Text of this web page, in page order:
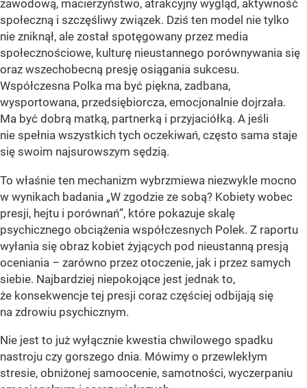
zawodową, macierzyństwo, atrakcyjny wygląd, aktywność
społeczną i szczęśliwy związek. Dziś ten model nie tylko
nie zniknął, ale został spotęgowany przez media
społecznościowe, kulturę nieustannego porównywania się
oraz wszechobecną presję osiągania sukcesu.
Współczesna Polka ma być piękna, zadbana,
wysportowana, przedsiębiorcza, emocjonalnie dojrzała.
Ma być dobrą matką, partnerką i przyjaciółką. A jeśli
nie spełnia wszystkich tych oczekiwań, często sama staje
się swoim najsurowszym sędzią.
To właśnie ten mechanizm wybrzmiewa niezwykle mocno
w wynikach badania „W zgodzie ze sobą? Kobiety wobec
presji, hejtu i porównań”, które pokazuje skalę
psychicznego obciążenia współczesnych Polek. Z raportu
wyłania się obraz kobiet żyjących pod nieustanną presją
oceniania – zarówno przez otoczenie, jak i przez samych
siebie. Najbardziej niepokojące jest jednak to,
że konsekwencje tej presji coraz częściej odbijają się
na zdrowiu psychicznym.
Nie jest to już wyłącznie kwestia chwilowego spadku
nastroju czy gorszego dnia. Mówimy o przewlekłym
stresie, obniżonej samoocenie, samotności, wyczerpaniu